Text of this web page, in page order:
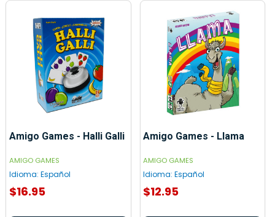
Amigo Games - Halli Galli
AMIGO GAMES
Idioma: Español
$16.95
Amigo Games - Llama
AMIGO GAMES
Idioma: Español
$12.95